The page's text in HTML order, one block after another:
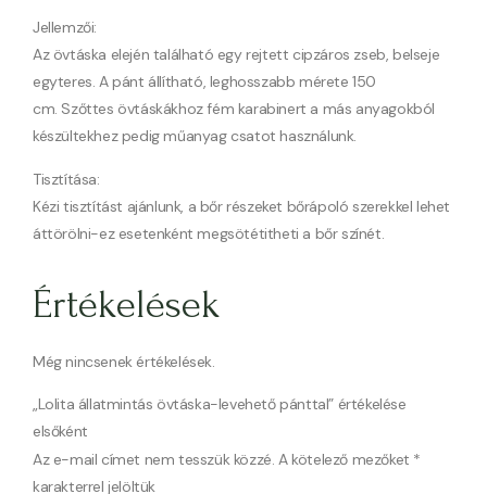
Jellemzői:
Az övtáska elején található egy rejtett cipzáros zseb, belseje
egyteres. A pánt állítható, leghosszabb mérete 150
cm. Szőttes övtáskákhoz fém karabinert a más anyagokból
készültekhez pedig műanyag csatot használunk.
Tisztítása:
Kézi tisztítást ajánlunk, a bőr részeket bőrápoló szerekkel lehet
áttörölni-ez esetenként megsötétitheti a bőr színét.
Értékelések
Még nincsenek értékelések.
„Lolita állatmintás övtáska-levehető pánttal” értékelése
elsőként
Az e-mail címet nem tesszük közzé. A kötelező mezőket *
karakterrel jelöltük